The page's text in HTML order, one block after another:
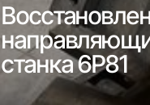
станка 6Р81